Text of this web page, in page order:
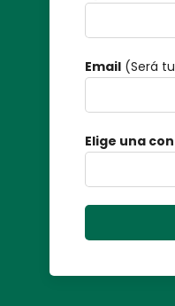
Email (Será
Elige una